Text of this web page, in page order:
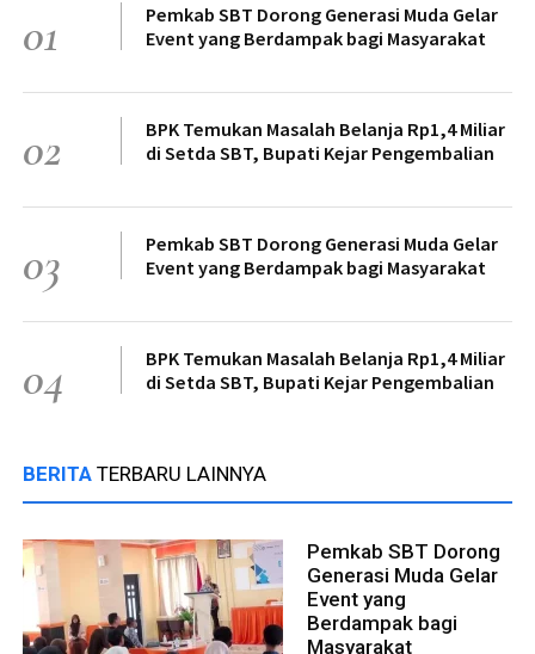
01
Pemkab SBT Dorong Generasi Muda Gelar
Event yang Berdampak bagi Masyarakat
02
BPK Temukan Masalah Belanja Rp1,4 Miliar
di Setda SBT, Bupati Kejar Pengembalian
03
Pemkab SBT Dorong Generasi Muda Gelar
Event yang Berdampak bagi Masyarakat
04
BPK Temukan Masalah Belanja Rp1,4 Miliar
di Setda SBT, Bupati Kejar Pengembalian
BERITA TERBARU LAINNYA
Pemkab SBT Dorong
Generasi Muda Gelar
Event yang
Berdampak bagi
Masyarakat